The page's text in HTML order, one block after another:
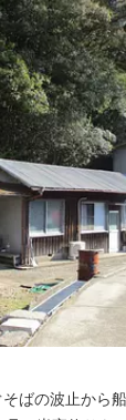
ばの波止から